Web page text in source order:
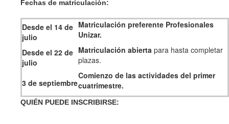
Fechas de matriculación:
Desde el 14 de
julio
Matriculación preferente Profesionales
Unizar.
Desde el 22 de
julio
Matriculación abierta para hasta completar
plazas.
3 de septiembre
Comienzo de las actividades del primer
cuatrimestre.
QUIÉN PUEDE INSCRIBIRSE: